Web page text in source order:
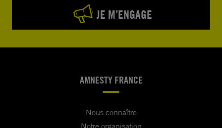
JE M’ENGAGE
AMNESTY FRANCE
Nous connaître